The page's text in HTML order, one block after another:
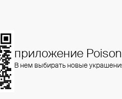
приложение
В нем выбирать новые